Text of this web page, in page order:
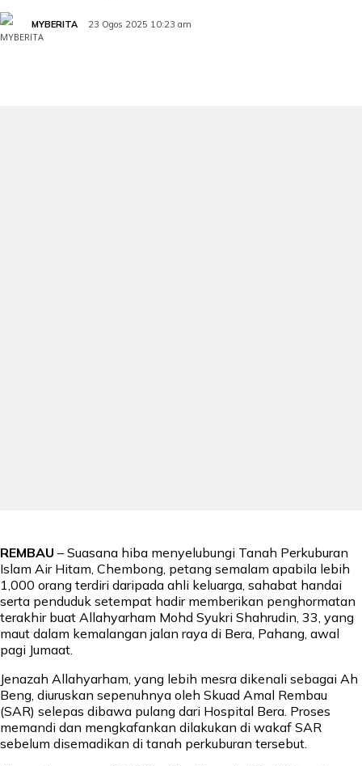
MYBERITA 23 Ogos 2025 10:23 am
REMBAU – Suasana hiba menyelubungi Tanah Perkuburan
Islam Air Hitam, Chembong, petang semalam apabila lebih
1,000 orang terdiri daripada ahli keluarga, sahabat handai
serta penduduk setempat hadir memberikan penghormatan
terakhir buat Allahyarham Mohd Syukri Shahrudin, 33, yang
maut dalam kemalangan jalan raya di Bera, Pahang, awal
pagi Jumaat.
Jenazah Allahyarham, yang lebih mesra dikenali sebagai Ah
Beng, diuruskan sepenuhnya oleh Skuad Amal Rembau
(SAR) selepas dibawa pulang dari Hospital Bera. Proses
memandi dan mengkafankan dilakukan di wakaf SAR
sebelum disemadikan di tanah perkuburan tersebut.